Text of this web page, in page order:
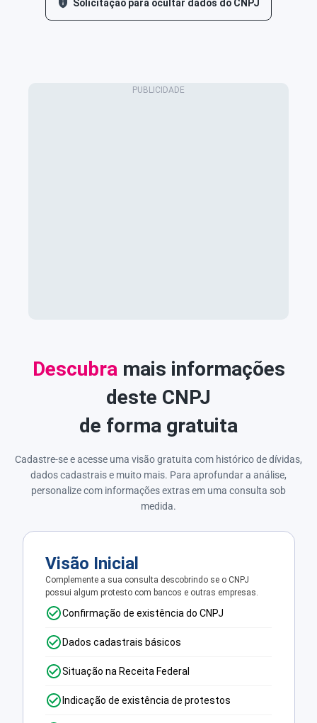
Solicitação para ocultar dados do CNPJ
Descubra mais informações
deste CNPJ
de forma gratuita
Cadastre-se e acesse uma visão gratuita com histórico de dívidas,
dados cadastrais e muito mais. Para aprofundar a análise,
personalize com informações extras em uma consulta sob
medida.
Visão Inicial
Complemente a sua consulta descobrindo se o CNPJ
possui algum protesto com bancos e outras empresas.
Confirmação de existência do CNPJ
Dados cadastrais básicos
Situação na Receita Federal
Indicação de existência de protestos